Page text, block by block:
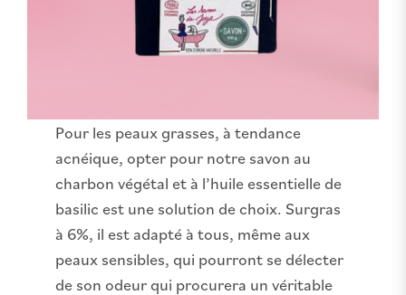
Pour les peaux grasses, à tendance
acnéique, opter pour notre savon au
charbon végétal et à l’huile essentielle de
basilic est une solution de choix. Surgras
à 6%, il est adapté à tous, même aux
peaux sensibles, qui pourront se délecter
de son odeur qui procurera un véritable